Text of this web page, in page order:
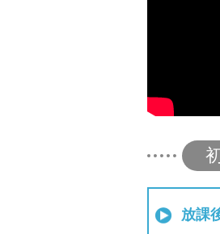
放課